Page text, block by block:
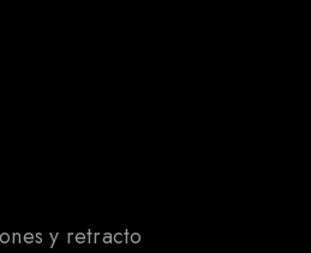
y retracto